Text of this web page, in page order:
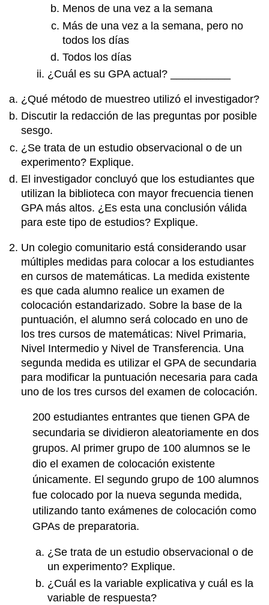
Menos de una vez a la semana
Más de una vez a la semana, pero no
todos los días
Todos los días
¿Cuál es su GPA actual? __________
¿Qué método de muestreo utilizó el investigador?
Discutir la redacción de las preguntas por posible
sesgo.
¿Se trata de un estudio observacional o de un
experimento? Explique.
El investigador concluyó que los estudiantes que
utilizan la biblioteca con mayor frecuencia tienen
GPA más altos. ¿Es esta una conclusión válida
para este tipo de estudios? Explique.
Un colegio comunitario está considerando usar
múltiples medidas para colocar a los estudiantes
en cursos de matemáticas. La medida existente
es que cada alumno realice un examen de
colocación estandarizado. Sobre la base de la
puntuación, el alumno será colocado en uno de
los tres cursos de matemáticas: Nivel Primaria,
Nivel Intermedio y Nivel de Transferencia. Una
segunda medida es utilizar el GPA de secundaria
para modificar la puntuación necesaria para cada
uno de los tres cursos del examen de colocación.
200 estudiantes entrantes que tienen GPA de
secundaria se dividieron aleatoriamente en dos
grupos. Al primer grupo de 100 alumnos se le
dio el examen de colocación existente
únicamente. El segundo grupo de 100 alumnos
fue colocado por la nueva segunda medida,
utilizando tanto exámenes de colocación como
GPAs de preparatoria.
¿Se trata de un estudio observacional o de
un experimento? Explique.
¿Cuál es la variable explicativa y cuál es la
variable de respuesta?